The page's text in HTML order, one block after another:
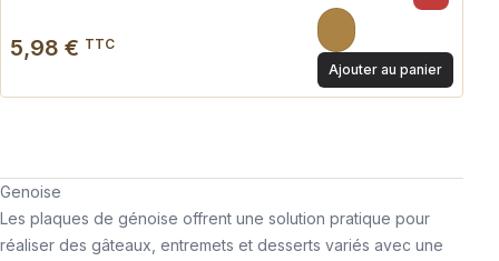
5,98 € TTC
Ajouter au panier
Genoise
Les plaques de génoise offrent une solution pratique pour
réaliser des gâteaux, entremets et desserts variés avec une